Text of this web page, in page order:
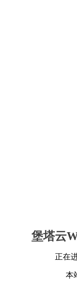
堡塔云
正在
本